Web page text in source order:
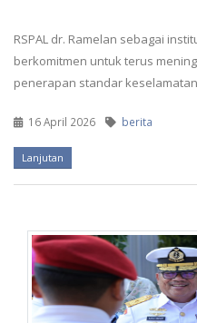
RSPAL dr. Ramelan sebagai
berkomitmen untuk terus
penerapan standar
16 April 2026 berita
Lanjutan